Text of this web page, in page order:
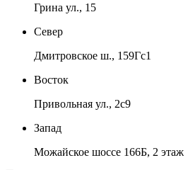
Грина ул., 15
Север
Дмитровское ш., 159Гс1
Восток
Привольная ул., 2с9
Запад
Можайское шоссе 166Б, 2 этаж